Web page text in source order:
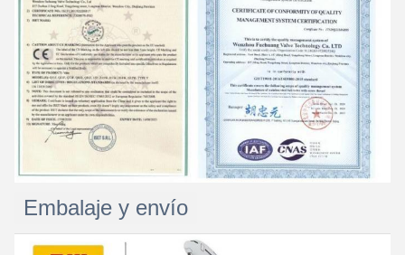
Embalaje y envío